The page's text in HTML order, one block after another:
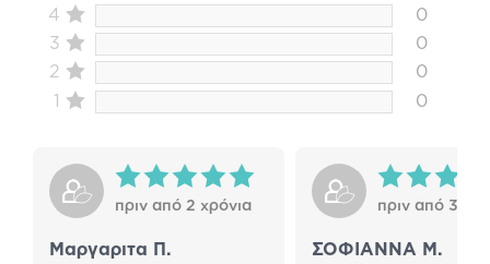
4
0
3
0
2
0
1
0
πριν από 2 χρόνια
Μαργαριτα Π.
πριν από 3
ΣΟΦΙΑΝΝΑ Μ.